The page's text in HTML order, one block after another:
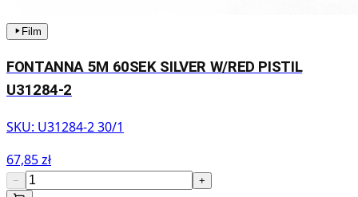
Film
FONTANNA 5M 60SEK SILVER W/RED PISTIL
U31284-2
SKU: U31284-2 30/1
67,85 zł
− +